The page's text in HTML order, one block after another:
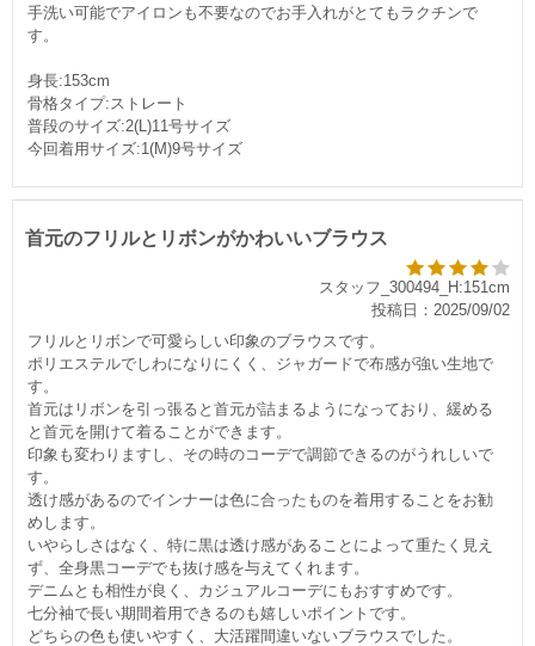
手洗い可能でアイロンも不要なのでお手入れがとてもラクチンで
す。
身長:153cm
骨格タイプ:ストレート
普段のサイズ:2(L)11号サイズ
今回着用サイズ:1(M)9号サイズ
首元のフリルとリボンがかわいいブラウス
スタッフ_300494_H:151cm
投稿日：2025/09/02
フリルとリボンで可愛らしい印象のブラウスです。
ポリエステルでしわになりにくく、ジャガードで布感が強い生地で
す。
首元はリボンを引っ張ると首元が詰まるようになっており、緩める
と首元を開けて着ることができます。
印象も変わりますし、その時のコーデで調節できるのがうれしいで
す。
透け感があるのでインナーは色に合ったものを着用することをお勧
めします。
いやらしさはなく、特に黒は透け感があることによって重たく見え
ず、全身黒コーデでも抜け感を与えてくれます。
デニムとも相性が良く、カジュアルコーデにもおすすめです。
七分袖で長い期間着用できるのも嬉しいポイントです。
どちらの色も使いやすく、大活躍間違いないブラウスでした。